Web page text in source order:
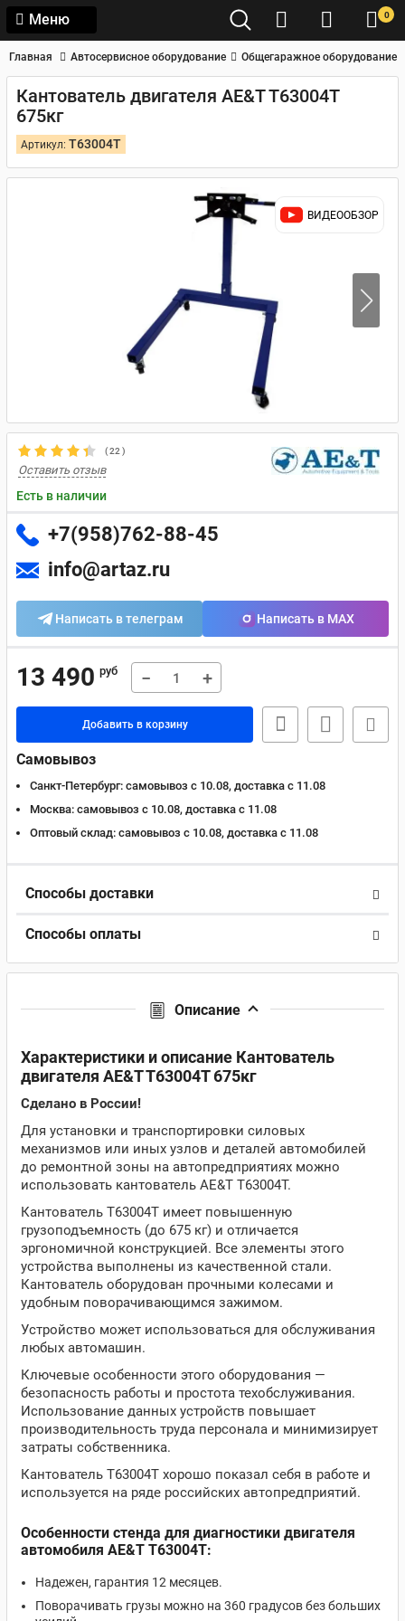
Меню 0
Главная Автосервисное оборудование Общегаражное оборудование
Кантователь двигателя AE&T T63004T
675кг
Артикул: T63004T
ВИДЕООБЗОР
(22 )
Оставить отзыв
Есть в наличии
+7(958)762-88-45
info@artaz.ru
Написать в телеграм Написать в MAX
13 490 руб − +
Добавить в корзину
Самовывоз
Санкт-Петербург: самовывоз с 10.08, доставка c 11.08
Москва: самовывоз с 10.08, доставка c 11.08
Оптовый склад: самовывоз с 10.08, доставка c 11.08
Способы доставки
Способы оплаты
Описание
Характеристики и описание Кантователь
двигателя AE&T T63004T 675кг
Сделано в России!
Для установки и транспортировки силовых
механизмов или иных узлов и деталей автомобилей
до ремонтной зоны на автопредприятиях можно
использовать кантователь AE&T T63004T.
Кантователь T63004T имеет повышенную
грузоподъемность (до 675 кг) и отличается
эргономичной конструкцией. Все элементы этого
устройства выполнены из качественной стали.
Кантователь оборудован прочными колесами и
удобным поворачивающимся зажимом.
Устройство может использоваться для обслуживания
любых автомашин.
Ключевые особенности этого оборудования —
безопасность работы и простота техобслуживания.
Использование данных устройств повышает
производительность труда персонала и минимизирует
затраты собственника.
Кантователь T63004T хорошо показал себя в работе и
используется на ряде российских автопредприятий.
Особенности стенда для диагностики двигателя
автомобиля AE&T T63004T:
Надежен, гарантия 12 месяцев.
Поворачивать грузы можно на 360 градусов без больших